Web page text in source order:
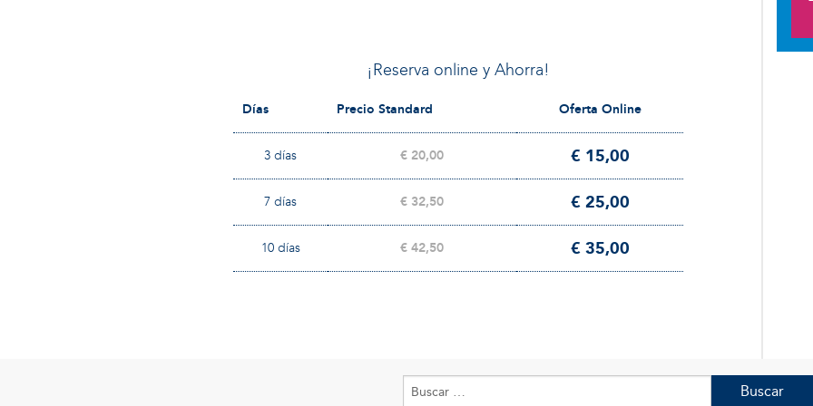
¡Reserva online y Ahorra!
Días Precio Standard Oferta Online
3 días € 20,00 € 15,00
7 días € 32,50 € 25,00
10 días € 42,50 € 35,00